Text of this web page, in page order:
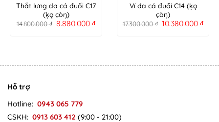
Thắt lưng da cá đuối C17
(ķǫ çòŋ)
14.800.000₫ 8.880.000₫
Ví da cá đuối C14 (ķǫ
çòŋ)
17.300.000₫ 10.380.000₫
Hỗ trợ
Hotline: 0943 065 779
CSKH: 0913 603 412 (9:00 - 21:00)